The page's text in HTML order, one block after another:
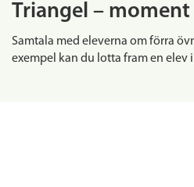
Triangel – moment
Samtala med eleverna om förra
exempel kan du lotta fram en elev